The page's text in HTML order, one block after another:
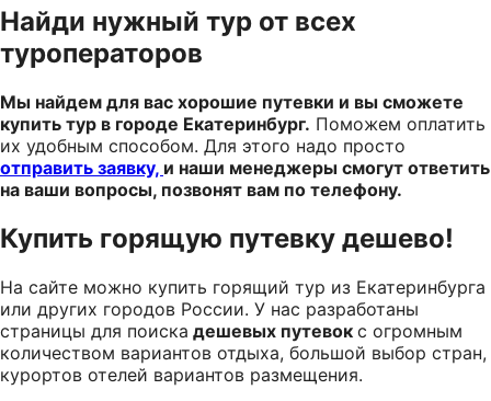
Найди нужный тур от всех
туроператоров
Мы найдем для вас хорошие путевки и вы сможете
купить тур в городе Екатеринбург. Поможем оплатить
их удобным способом. Для этого надо просто
отправить заявку, и наши менеджеры смогут ответить
на ваши вопросы, позвонят вам по телефону.
Купить горящую путевку дешево!
На сайте можно купить горящий тур из Екатеринбурга
или других городов России. У нас разработаны
страницы для поиска дешевых путевок с огромным
количеством вариантов отдыха, большой выбор стран,
курортов отелей вариантов размещения.